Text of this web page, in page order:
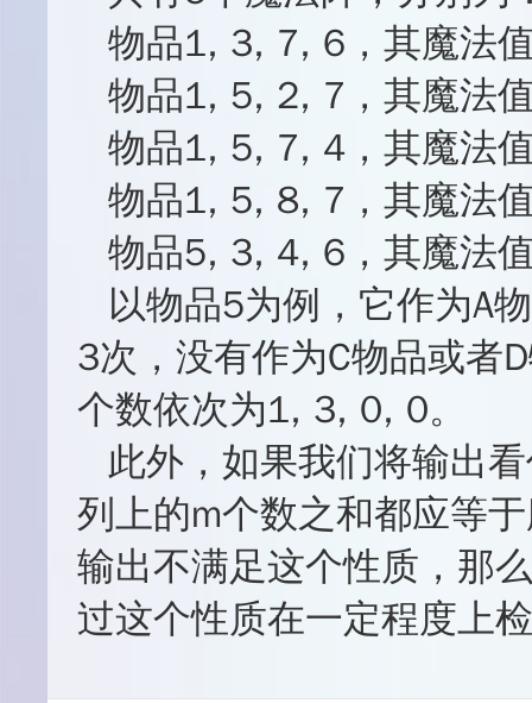
物品1, 3, 7, 6，其魔法
物品1, 5, 2, 7，其魔法
物品1, 5, 7, 4，其魔法
物品1, 5, 8, 7，其魔法
物品5, 3, 4, 6，其魔法
以物品5为例，它作为A
3次，没有作为C物品或者
个数依次为1, 3, 0, 0。
此外，如果我们将输出
列上的m个数之和都应等
输出不满足这个性质，那
过这个性质在一定程度上